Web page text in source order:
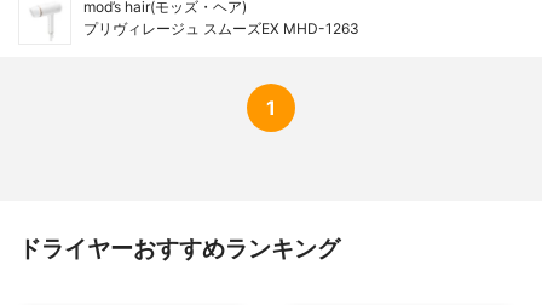
mod’s hair(モッズ・ヘア)
プリヴィレージュ スムーズEX MHD-1263
1
ドライヤーおすすめランキング